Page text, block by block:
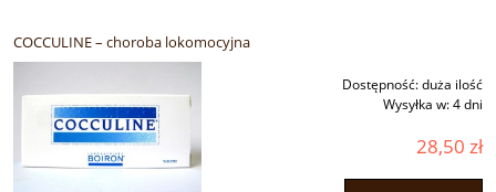
COCCULINE – choroba lokomocyjna
Dostępność:duża ilość
Wysyłka w:4 dni
28,50 zł